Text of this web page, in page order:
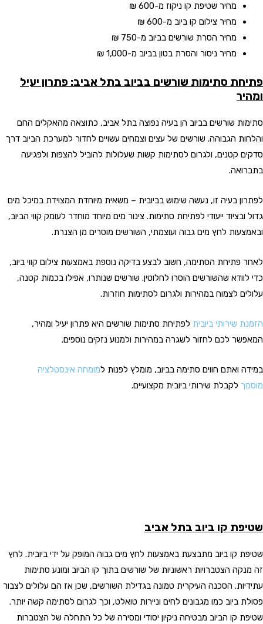
מחיר שטיפת קו ניקוז מ-600 ₪
מחיר צילום קו ביוב מ-600 ₪
מחיר הסרת שורשים בביוב מ-750 ₪
מחיר ניסור והסרת בטון בביוב מ-1,000 ₪
פתיחת סתימות שורשים בביוב בתל אביב: פתרון יעיל
ומהיר
סתימות שורשים בביוב הן בעיה נפוצה בתל אביב, כתוצאה מהאקלים החם
והלחות הגבוהה. שורשים של עצים וצמחים עשויים לחדור למערכת הביוב דרך
סדקים קטנים, ולגרום לסתימות קשות שעלולות להוביל להצפות ולפגיעה
בתברואה.
לפתרון בעיה זו, נעשה שימוש בביובית – משאית מיוחדת המצוידת במיכל מים
גדול ובציוד ייעודי לפתיחת סתימות. צינור מים מיוחד מוחדר לעומק קווי הביוב,
ובאמצעות לחץ מים גבוה ועוצמתי, השורשים מוסרים מן הצנרת.
לאחר פתיחת הסתימה, חשוב לבצע בדיקה נוספת באמצעות צילום קווי ביוב,
כדי לוודא שהשורשים הוסרו לחלוטין. שורשים שנותרו, אפילו בכמות קטנה,
עלולים לצמוח במהירות ולגרום לסתימות חוזרות.
הזמנת שירותי ביובית לפתיחת סתימות שורשים היא פתרון יעיל ומהיר,
המאפשר לכם לחזור לשגרה במהירות ולמנוע נזקים נוספים.
במידה ואתם חווים סתימה בביוב, מומלץ לפנות למומחה אינסטלציה
מוסמך לקבלת שירותי ביובית מקצועיים.
שטיפת קו ביוב בתל אביב
שטיפת קו ביוב מתבצעת באמצעות לחץ מים גבוה המופק על ידי ביובית. לחץ
זה מנקה הצטברויות ראשוניות של שורשים בתוך קו הביוב ומונע סתימות
עתידיות. הסכנה העיקרית טמונה בגדילת השורשים, שכן אז הם עלולים לצבור
פסולת ביוב כמו מגבונים לחים וניירות טואלט, וכך לגרום לסתימה קשה יותר.
שטיפת קו הביוב מבטיחה ניקיון יסודי ומסירה של כל התחלה של הצטברות